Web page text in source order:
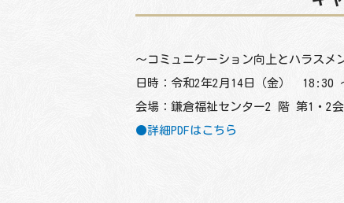
～コミュニケーション向上とハラスメ
日時：令和2年2月14日（金） 18:30
会場：鎌倉福祉センター2 階 第1・2
●詳細PDFはこちら